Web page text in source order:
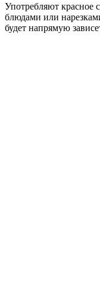
Употребляют красное
блюдами или
будет напрямую